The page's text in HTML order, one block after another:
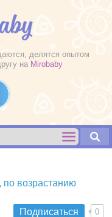
делятся опытом
на Mirobaby
возрастанию
Подписаться 0